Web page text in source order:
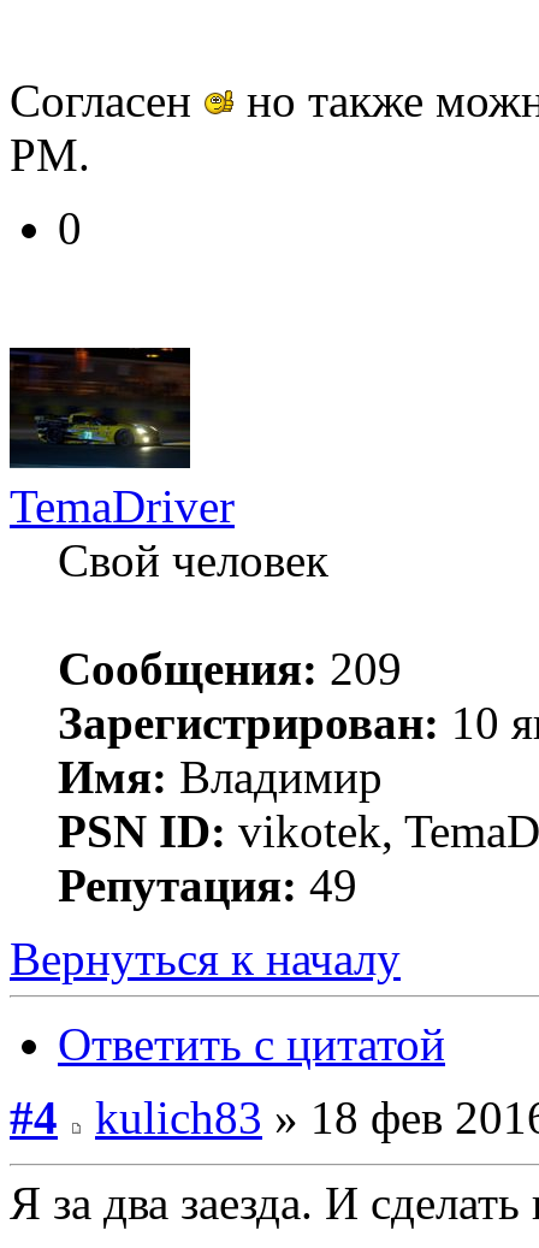
Согласен
но также
РМ.
0
TemaDriver
Свой человек
Сообщения: 209
Зарегистрирован: 10
Имя: Владимир
PSN ID: vikotek,
Репутация: 49
Вернуться к началу
Ответить с цитатой
#4
kulich83 » 18 фев
Я за два заезда. И